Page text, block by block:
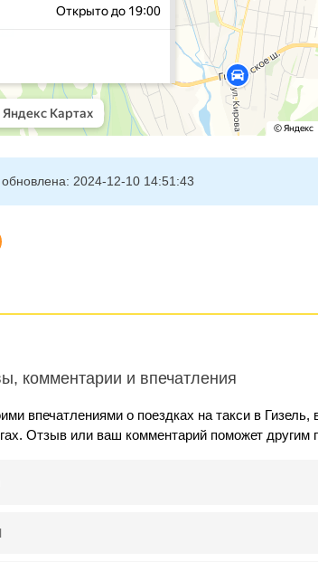
2024-12-10 14:51:43
комментарии и впечатления
впечатлениями о поездках на такси в
Отзыв или ваш комментарий поможет